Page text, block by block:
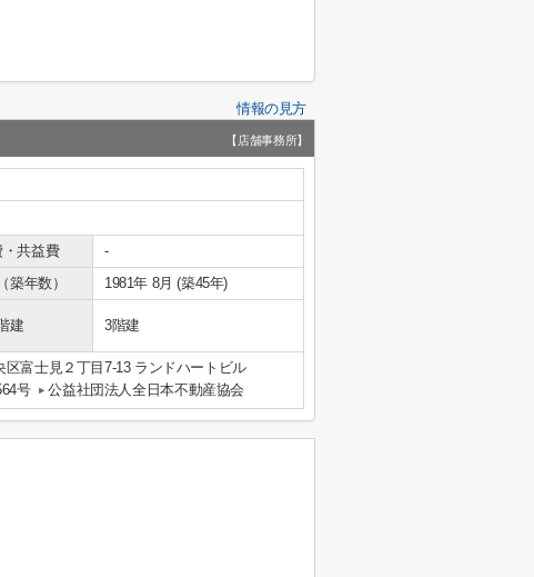
情報の見方
【店舗事務所】
共益費
-
築年数） 1981年 8月 (築45年)
建 3階建
区富士見２丁目7-13 ランドハートビル
号 公益社団法人全日本不動産協会